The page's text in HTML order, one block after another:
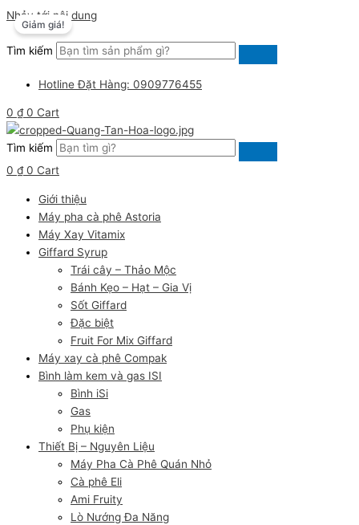
Nhảy tới nội dung
Tìm kiếm
Hotline Đặt Hàng: 0909776455
0 ₫ 0 Cart
Tìm kiếm
0 ₫ 0 Cart
Giới thiệu
Máy pha cà phê Astoria
Máy Xay Vitamix
Giffard Syrup
Trái cây – Thảo Mộc
Bánh Kẹo – Hạt – Gia Vị
Sốt Giffard
Đặc biệt
Fruit For Mix Giffard
Máy xay cà phê Compak
Bình làm kem và gas ISI
Bình iSi
Gas
Phụ kiện
Thiết Bị – Nguyên Liệu
Máy Pha Cà Phê Quán Nhỏ
Cà phê Eli
Ami Fruity
Lò Nướng Đa Năng
Giảm giá!